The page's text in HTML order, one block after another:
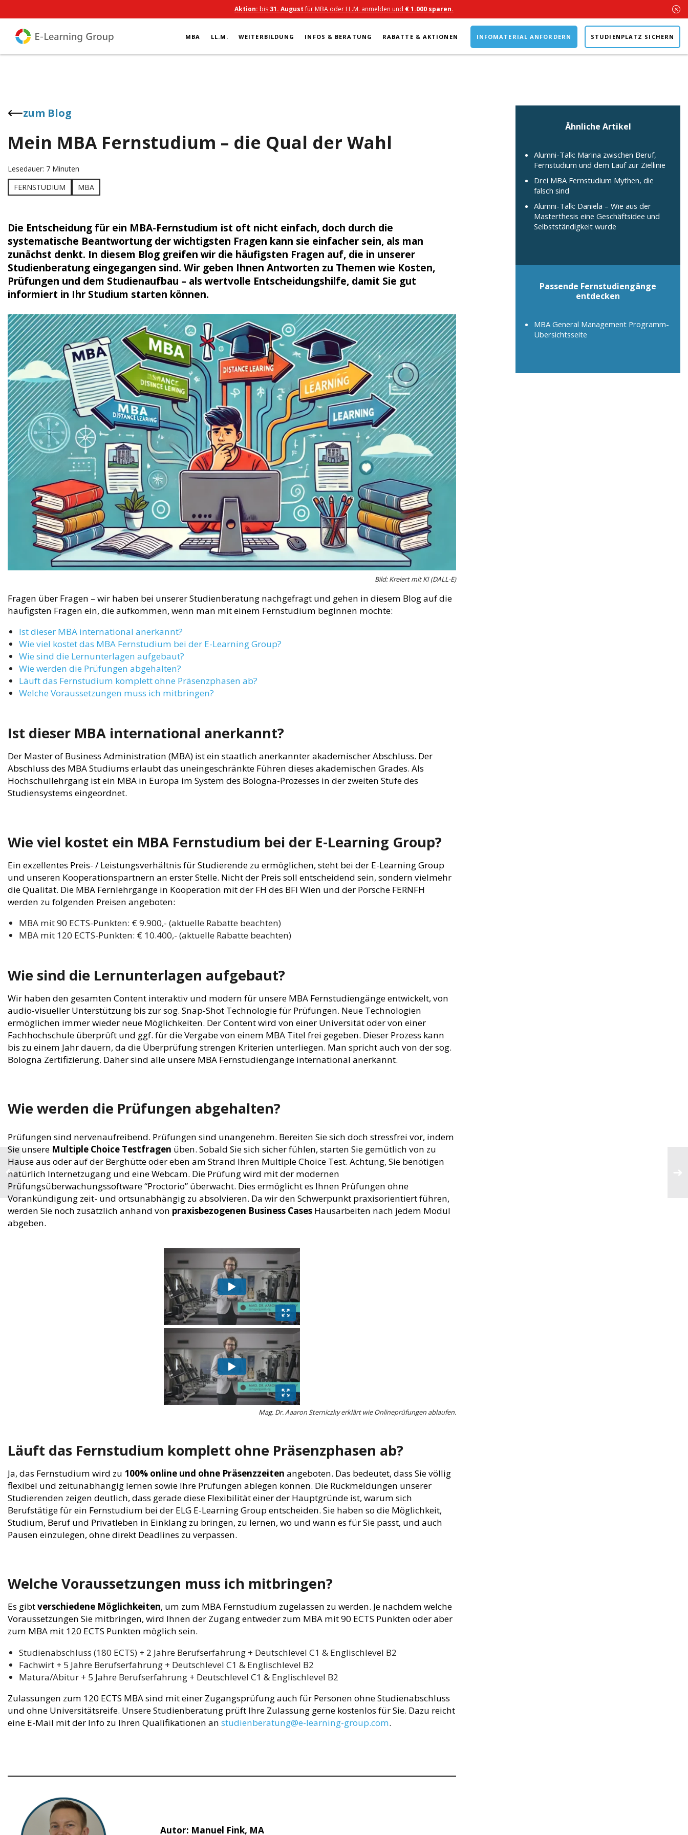
Aktion: bis 31. Augustfür MBA oder LL.M. anmelden und € 1.000 sparen.
MBA LL.M. WEITERBILDUNG INFOS & BERATUNG RABATTE & AKTIONEN INFOMATERIAL ANFORDERN STUDIENPLATZ SICHERN
zum Blog
Mein MBA Fernstudium – die Qual der Wahl
Lesedauer: 7 Minuten
FERNSTUDIUM
MBA
Die Entscheidung für ein MBA-Fernstudium ist oft nicht einfach, doch durch die
systematische Beantwortung der wichtigsten Fragen kann sie einfacher sein, als man
zunächst denkt. In diesem Blog greifen wir die häufigsten Fragen auf, die in unserer
Studienberatung eingegangen sind. Wir geben Ihnen Antworten zu Themen wie Kosten,
Prüfungen und dem Studienaufbau – als wertvolle Entscheidungshilfe, damit Sie gut
informiert in Ihr Studium starten können.
Bild: Kreiert mit KI (DALL-E)
Fragen über Fragen – wir haben bei unserer Studienberatung nachgefragt und gehen in diesem Blog auf die
häufigsten Fragen ein, die aufkommen, wenn man mit einem Fernstudium beginnen möchte:
Ist dieser MBA international anerkannt?
Wie viel kostet das MBA Fernstudium bei der E-Learning Group?
Wie sind die Lernunterlagen aufgebaut?
Wie werden die Prüfungen abgehalten?
Läuft das Fernstudium komplett ohne Präsenzphasen ab?
Welche Voraussetzungen muss ich mitbringen?
Ist dieser MBA international anerkannt?
Der Master of Business Administration (MBA) ist ein staatlich anerkannter akademischer Abschluss. Der
Abschluss des MBA Studiums erlaubt das uneingeschränkte Führen dieses akademischen Grades. Als
Hochschullehrgang ist ein MBA in Europa im System des Bologna-Prozesses in der zweiten Stufe des
Studiensystems eingeordnet.
Wie viel kostet ein MBA Fernstudium bei der E-Learning Group?
Ein exzellentes Preis- / Leistungsverhältnis für Studierende zu ermöglichen, steht bei der E-Learning Group
und unseren Kooperationspartnern an erster Stelle. Nicht der Preis soll entscheidend sein, sondern vielmehr
die Qualität. Die MBA Fernlehrgänge in Kooperation mit der FH des BFI Wien und der Porsche FERNFH
werden zu folgenden Preisen angeboten:
MBA mit 90 ECTS-Punkten: € 9.900,- (aktuelle Rabatte beachten)
MBA mit 120 ECTS-Punkten: € 10.400,- (aktuelle Rabatte beachten)
Wie sind die Lernunterlagen aufgebaut?
Wir haben den gesamten Content interaktiv und modern für unsere MBA Fernstudiengänge entwickelt, von
audio-visueller Unterstützung bis zur sog. Snap-Shot Technologie für Prüfungen. Neue Technologien
ermöglichen immer wieder neue Möglichkeiten. Der Content wird von einer Universität oder von einer
Fachhochschule überprüft und ggf. für die Vergabe von einem MBA Titel frei gegeben. Dieser Prozess kann
bis zu einem Jahr dauern, da die Überprüfung strengen Kriterien unterliegen. Man spricht auch von der sog.
Bologna Zertifizierung. Daher sind alle unsere MBA Fernstudiengänge international anerkannt.
Wie werden die Prüfungen abgehalten?
Prüfungen sind nervenaufreibend. Prüfungen sind unangenehm. Bereiten Sie sich doch stressfrei vor, indem
Sie unsere Multiple Choice Testfragen üben. Sobald Sie sich sicher fühlen, starten Sie gemütlich von zu
Hause aus oder auf der Berghütte oder eben am Strand Ihren Multiple Choice Test. Achtung, Sie benötigen
natürlich Internetzugang und eine Webcam. Die Prüfung wird mit der modernen
Prüfungsüberwachungssoftware “Proctorio” überwacht. Dies ermöglicht es Ihnen Prüfungen ohne
Vorankündigung zeit- und ortsunabhängig zu absolvieren. Da wir den Schwerpunkt praxisorientiert führen,
werden Sie noch zusätzlich anhand von praxisbezogenen Business Cases Hausarbeiten nach jedem Modul
abgeben.
Mag. Dr. Aaaron Sterniczky erklärt wie Onlineprüfungen ablaufen.
Läuft das Fernstudium komplett ohne Präsenzphasen ab?
Ja, das Fernstudium wird zu 100% online und ohne Präsenzzeiten angeboten. Das bedeutet, dass Sie völlig
flexibel und zeitunabhängig lernen sowie Ihre Prüfungen ablegen können. Die Rückmeldungen unserer
Studierenden zeigen deutlich, dass gerade diese Flexibilität einer der Hauptgründe ist, warum sich
Berufstätige für ein Fernstudium bei der ELG E-Learning Group entscheiden. Sie haben so die Möglichkeit,
Studium, Beruf und Privatleben in Einklang zu bringen, zu lernen, wo und wann es für Sie passt, und auch
Pausen einzulegen, ohne direkt Deadlines zu verpassen.
Welche Voraussetzungen muss ich mitbringen?
Es gibtverschiedene Möglichkeiten, um zum MBA Fernstudium zugelassen zu werden. Je nachdem welche
Voraussetzungen Sie mitbringen, wird Ihnen der Zugang entweder zum MBA mit 90 ECTS Punkten oder aber
zum MBA mit 120 ECTS Punkten möglich sein.
Studienabschluss (180 ECTS) + 2 Jahre Berufserfahrung + Deutschlevel C1 & Englischlevel B2
Fachwirt + 5 Jahre Berufserfahrung + Deutschlevel C1 & Englischlevel B2
Matura/Abitur + 5 Jahre Berufserfahrung + Deutschlevel C1 & Englischlevel B2
Zulassungen zum 120 ECTS MBA sind mit einer Zugangsprüfung auch für Personen ohne Studienabschluss
und ohne Universitätsreife. Unsere Studienberatung prüft Ihre Zulassung gerne kostenlos für Sie. Dazu reicht
eine E-Mail mit der Info zu Ihren Qualifikationen an studienberatung@e-learning-group.com.
Autor: Manuel Fink, MA
Ähnliche Artikel
Alumni-Talk: Marina zwischen Beruf,
Fernstudium und dem Lauf zur Ziellinie
Drei MBA Fernstudium Mythen, die
falsch sind
Alumni-Talk: Daniela – Wie aus der
Masterthesis eine Geschäftsidee und
Selbstständigkeit wurde
Passende Fernstudiengänge
entdecken
MBA General Management Programm-
Übersichtsseite